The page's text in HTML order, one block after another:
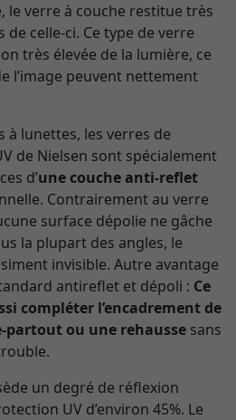
le verre à couche restitue très
celle-ci. Ce type de verre
très élevée de la lumière, ce
l’image peuvent nettement
à lunettes, les verres de
de Nielsen sont spécialement
d’une couche anti-reflet
Contrairement au verre
surface dépolie ne gâche
la plupart des angles, le
invisible. Autre avantage
antireflet et dépoli : Ce
compléter l’encadrement de
partout ou une rehausse sans
un degré de réflexion
UV d’environ 45%. Le